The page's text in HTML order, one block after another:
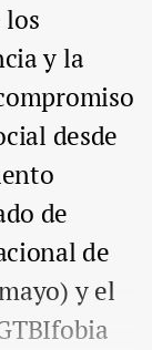
y la
desde
de
de
y el